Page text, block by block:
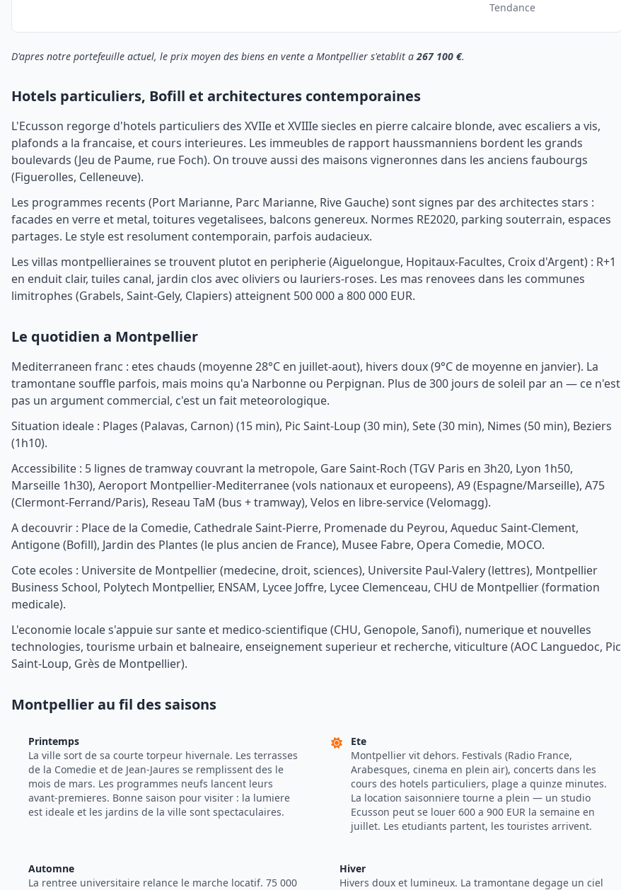
Tendance
D'apres notre portefeuille actuel, le prix moyen des biens en vente a Montpellier s'etablit a267 100 €.
Hotels particuliers, Bofill et architectures contemporaines
L'Ecusson regorge d'hotels particuliers des XVIIe et XVIIIe siecles en pierre calcaire blonde, avec escaliers a vis,
plafonds a la francaise, et cours interieures. Les immeubles de rapport haussmanniens bordent les grands
boulevards (Jeu de Paume, rue Foch). On trouve aussi des maisons vigneronnes dans les anciens faubourgs
(Figuerolles, Celleneuve).
Les programmes recents (Port Marianne, Parc Marianne, Rive Gauche) sont signes par des architectes stars :
facades en verre et metal, toitures vegetalisees, balcons genereux. Normes RE2020, parking souterrain, espaces
partages. Le style est resolument contemporain, parfois audacieux.
Les villas montpellieraines se trouvent plutot en peripherie (Aiguelongue, Hopitaux-Facultes, Croix d'Argent) : R+1
en enduit clair, tuiles canal, jardin clos avec oliviers ou lauriers-roses. Les mas renovees dans les communes
limitrophes (Grabels, Saint-Gely, Clapiers) atteignent 500 000 a 800 000 EUR.
Le quotidien a Montpellier
Mediterraneen franc : etes chauds (moyenne 28°C en juillet-aout), hivers doux (9°C de moyenne en janvier). La
tramontane souffle parfois, mais moins qu'a Narbonne ou Perpignan. Plus de 300 jours de soleil par an — ce n'est
pas un argument commercial, c'est un fait meteorologique.
Situation ideale : Plages (Palavas, Carnon) (15 min), Pic Saint-Loup (30 min), Sete (30 min), Nimes (50 min), Beziers
(1h10).
Accessibilite : 5 lignes de tramway couvrant la metropole, Gare Saint-Roch (TGV Paris en 3h20, Lyon 1h50,
Marseille 1h30), Aeroport Montpellier-Mediterranee (vols nationaux et europeens), A9 (Espagne/Marseille), A75
(Clermont-Ferrand/Paris), Reseau TaM (bus + tramway), Velos en libre-service (Velomagg).
A decouvrir : Place de la Comedie, Cathedrale Saint-Pierre, Promenade du Peyrou, Aqueduc Saint-Clement,
Antigone (Bofill), Jardin des Plantes (le plus ancien de France), Musee Fabre, Opera Comedie, MOCO.
Cote ecoles : Universite de Montpellier (medecine, droit, sciences), Universite Paul-Valery (lettres), Montpellier
Business School, Polytech Montpellier, ENSAM, Lycee Joffre, Lycee Clemenceau, CHU de Montpellier (formation
medicale).
L'economie locale s'appuie sur sante et medico-scientifique (CHU, Genopole, Sanofi), numerique et nouvelles
technologies, tourisme urbain et balneaire, enseignement superieur et recherche, viticulture (AOC Languedoc, Pic
Saint-Loup, Grès de Montpellier).
Montpellier au fil des saisons
Printemps
La ville sort de sa courte torpeur hivernale. Les terrasses
de la Comedie et de Jean-Jaures se remplissent des le
mois de mars. Les programmes neufs lancent leurs
avant-premieres. Bonne saison pour visiter : la lumiere
est ideale et les jardins de la ville sont spectaculaires.
Ete
Montpellier vit dehors. Festivals (Radio France,
Arabesques, cinema en plein air), concerts dans les
cours des hotels particuliers, plage a quinze minutes.
La location saisonniere tourne a plein — un studio
Ecusson peut se louer 600 a 900 EUR la semaine en
juillet. Les etudiants partent, les touristes arrivent.
Automne
La rentree universitaire relance le marche locatif. 75 000
Hiver
Hivers doux et lumineux. La tramontane degage un ciel